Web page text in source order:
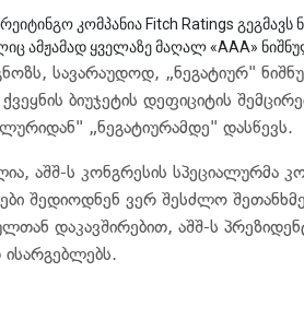
კომპანია Fitch Ratings
ამჟამად ყველაზე მაღალ «ААА»
სავარაუდოდ, „ნეგატიურ"
ბიუჯეტის დეფიციტის
„ნეგატიურამდე" დასწევს.
აშშ-ს კონგრესის სპეციალურმა
შედიოდნენ ვერ შესძლო
დაკავშირებით, აშშ-ს